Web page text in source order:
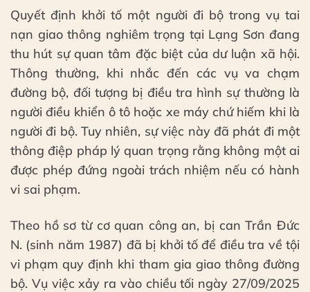
Quyết định khởi tố một người đi bộ trong vụ tai
nạn giao thông nghiêm trọng tại Lạng Sơn đang
thu hút sự quan tâm đặc biệt của dư luận xã hội.
Thông thường, khi nhắc đến các vụ va chạm
đường bộ, đối tượng bị điều tra hình sự thường là
người điều khiển ô tô hoặc xe máy chứ hiếm khi là
người đi bộ. Tuy nhiên, sự việc này đã phát đi một
thông điệp pháp lý quan trọng rằng không một ai
được phép đứng ngoài trách nhiệm nếu có hành
vi sai phạm.
Theo hồ sơ từ cơ quan công an, bị can Trần Đức
N. (sinh năm 1987) đã bị khởi tố để điều tra về tội
vi phạm quy định khi tham gia giao thông đường
bộ. Vụ việc xảy ra vào chiều tối ngày 27/09/2025